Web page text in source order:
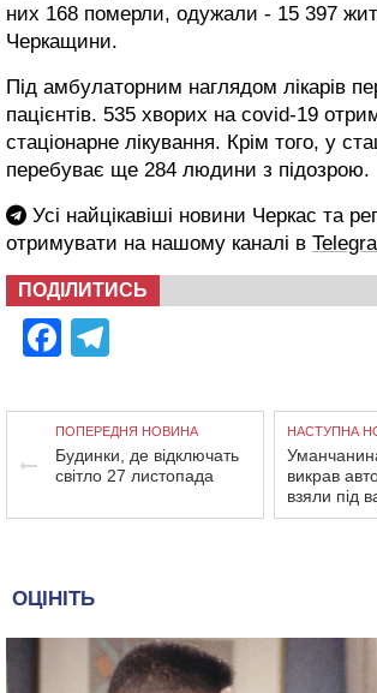
них 168 померли, одужали - 15 397
Черкащини.
Під амбулаторним наглядом лікарів
пацієнтів. 535 хворих на covid-19
стаціонарне лікування. Крім того, у
перебуває ще 284 людини з підозрою.
Усі найцікавіші новини Черкас та
отримувати на нашому каналі в
ПОДІЛИТИСЬ
Facebook
ПОПЕРЕДНЯ НОВИНА
Будинки, де відключать
світло 27 листопада
НАСТУПНА
викрав
взяли під